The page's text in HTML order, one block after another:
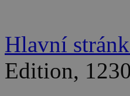
Hlavní
Edition,